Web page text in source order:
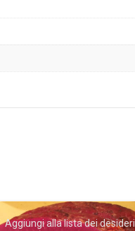
Aggiungi alla lista dei desideri